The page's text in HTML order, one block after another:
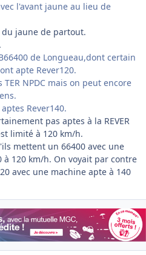
l'avant jaune au lieu de
jaune de partout.
de Longueau,dont certain
apte Rever120.
NPDC mais on peut encore
Rever140.
pas aptes à la REVER
limité à 120 km/h.
mettent un 66400 avec une
à 120 km/h. On voyait par contre
avec une machine apte à 140